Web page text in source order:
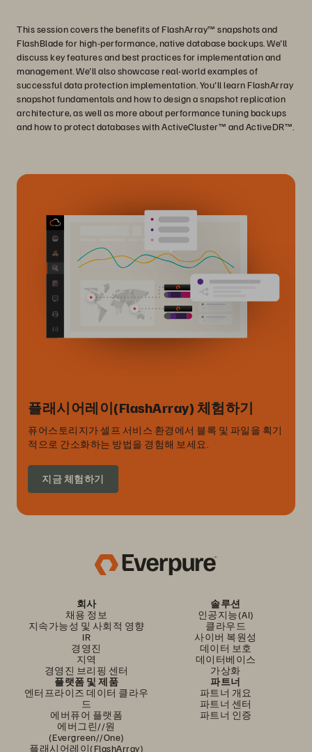
This session covers the benefits of FlashArray™ snapshots and
FlashBlade for high-performance, native database backups. We'll
discuss key features and best practices for implementation and
management. We'll also showcase real-world examples of
successful data protection implementation. You'll learn FlashArray
snapshot fundamentals and how to design a snapshot replication
architecture, as well as more about performance tuning backups
and how to protect databases with ActiveCluster™ and ActiveDR™.
플래시어레이(FlashArray) 체험하기
퓨어스토리지가 셀프 서비스 환경에서 블록 및 파일을 획기
적으로 간소화하는 방법을 경험해 보세요.
지금 체험하기
회사
채용 정보
지속가능성 및 사회적 영향
IR
경영진
지역
경영진 브리핑 센터
솔루션
인공지능(AI)
클라우드
사이버 복원성
데이터 보호
데이터베이스
가상화
플랫폼 및 제품
엔터프라이즈 데이터 클라우
드
에버퓨어 플랫폼
에버그린//원
(Evergreen//One)
플래시어레이(FlashArray)
파트너
파트너 개요
파트너 센터
파트너 인증